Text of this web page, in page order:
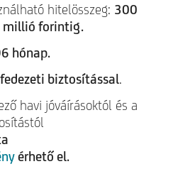
hitelösszeg: 300
forintig.
hónap.
biztosítással.
havi jóváírásoktól és a
érhető el.